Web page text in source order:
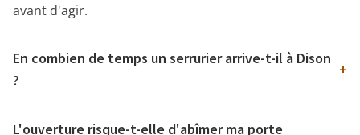
avant d'agir.
En combien de temps un serrurier arrive-t-il à Dison
?
+
L'ouverture risque-t-elle d'abîmer ma porte